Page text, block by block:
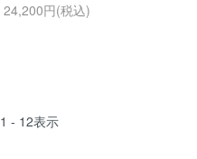
24,200円(税込)
1 - 12表示